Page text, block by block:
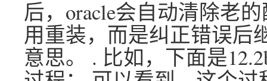
后，oracle会自动清除老
用重装，而是纠正错误后
意思。 . 比如，下面是